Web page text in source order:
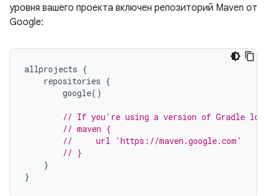
уровня вашего проекта включен репозиторий Maven от
Google:
allprojects {
repositories {
google()
// If you're using a version of Gradle
// maven {
//     url 'https://maven.google.com'
// }
}
}